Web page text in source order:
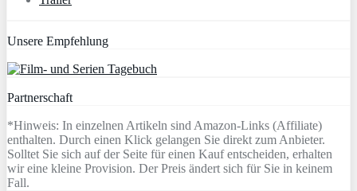
Unsere Empfehlung
Partnerschaft
*Hinweis: In einzelnen Artikeln sind Amazon-Links (Affiliate)
enthalten. Durch einen Klick gelangen Sie direkt zum Anbieter.
Solltet Sie sich auf der Seite für einen Kauf entscheiden, erhalten
wir eine kleine Provision. Der Preis ändert sich für Sie in keinem
Fall.